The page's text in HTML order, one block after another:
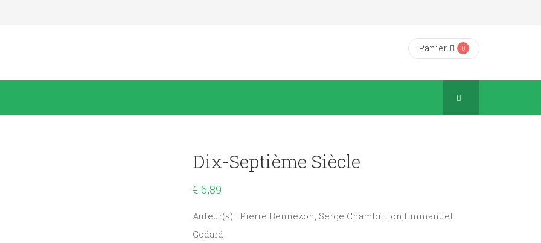
Panier 0
Dix-Septième Siècle
€ 6,89
Auteur(s) : Pierre Bennezon, Serge Chambrillon,Emmanuel
Godard